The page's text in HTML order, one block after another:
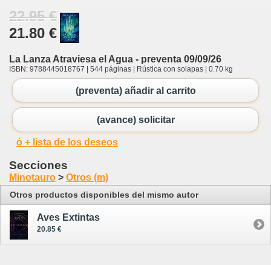
22.95 €
21.80 €
La Lanza Atraviesa el Agua - preventa 09/09/26
ISBN: 9788445018767 | 544 páginas | Rústica con solapas | 0.70 kg
(preventa) añadir al carrito
(avance) solicitar
ó + lista de los deseos
Secciones
Minotauro > Otros (m)
Otros productos disponibles del mismo autor
Aves Extintas
20.85 €